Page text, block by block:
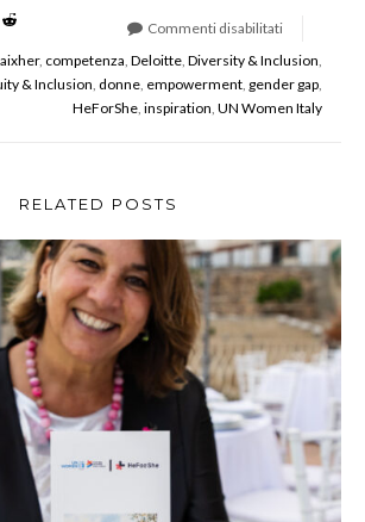
Commenti disabilitati
aixher, competenza Deloitte Diversity & Inclusion
& Inclusion donne empowerment gender gap
HeForShe inspiration UN Women Italy
RELATED POSTS